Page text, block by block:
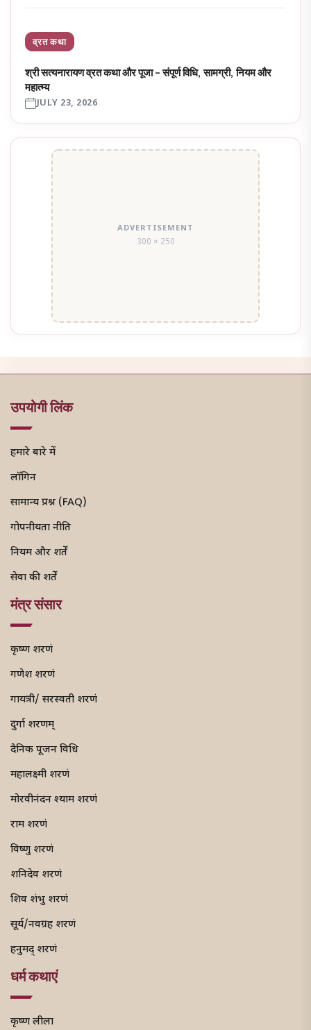
व्रत कथा
श्री सत्यनारायण व्रत कथा और पूजा – संपूर्ण विधि, सामग्री, नियम और
महात्म्य
JULY 23, 2026
ADVERTISEMENT
300 × 250
उपयोगी लिंक
हमारे बारे में
लॉगिन
सामान्य प्रश्न (FAQ)
गोपनीयता नीति
नियम और शर्तें
सेवा की शर्तें
मंत्र संसार
कृष्ण शरणं
गणेश शरणं
गायत्री/ सरस्वती शरणं
दुर्गा शरणम्
दैनिक पूजन विधि
महालक्ष्मी शरणं
मोरवीनंदन श्याम शरणं
राम शरणं
विष्णु शरणं
शनिदेव शरणं
शिव शंभु शरणं
सूर्य/नवग्रह शरणं
हनुमद् शरणं
धर्म कथाएं
कृष्ण लीला